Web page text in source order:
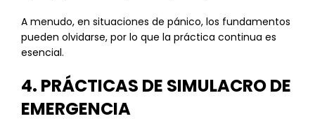
A menudo, en situaciones de pánico, los fundamentos
pueden olvidarse, por lo que la práctica continua es
esencial.
4. PRÁCTICAS DE SIMULACRO DE
EMERGENCIA